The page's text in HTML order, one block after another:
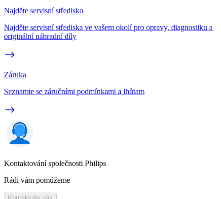
Najděte servisní středisko
Najděte servisní střediska ve vašem okolí pro opravy, diagnostiku a
originální náhradní díly
Záruka
Seznamte se záručními podmínkami a lhůtam
Kontaktování společnosti Philips
Rádi vám pomůžeme